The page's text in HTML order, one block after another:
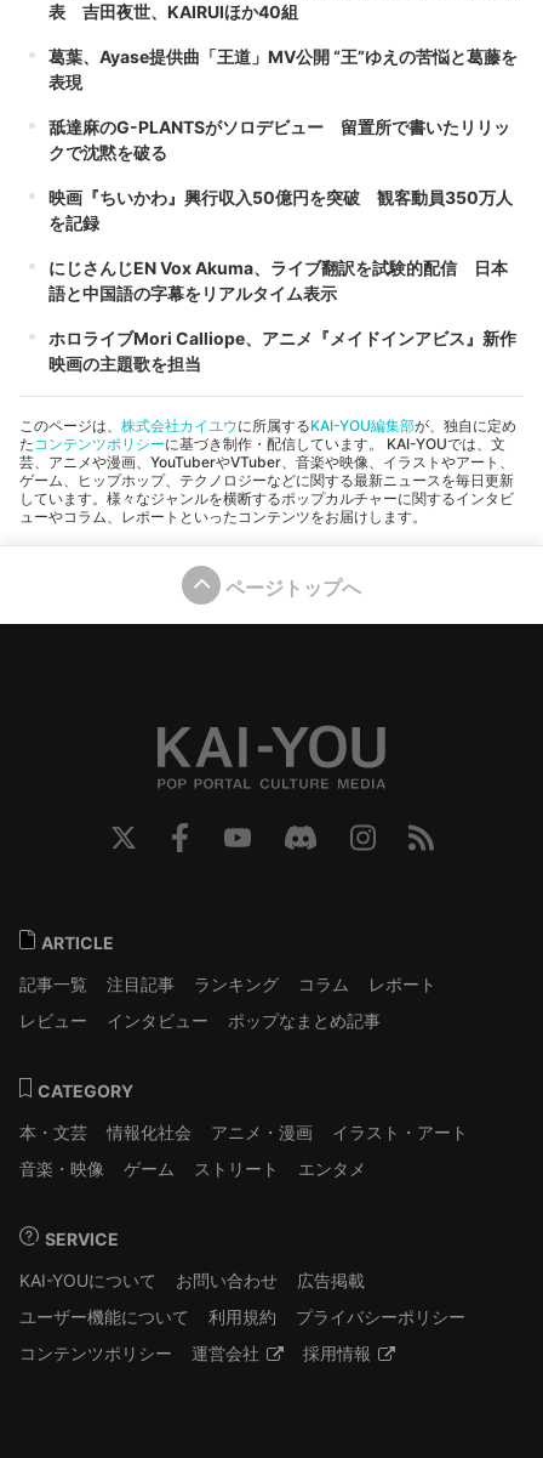
表 吉田夜世、KAIRUIほか40組
葛葉、Ayase提供曲「王道」MV公開 “王”ゆえの苦悩と葛藤を
表現
舐達麻のG-PLANTSがソロデビュー 留置所で書いたリリッ
クで沈黙を破る
映画『ちいかわ』興行収入50億円を突破 観客動員350万人
を記録
にじさんじEN Vox Akuma、ライブ翻訳を試験的配信 日本
語と中国語の字幕をリアルタイム表示
ホロライブMori Calliope、アニメ『メイドインアビス』新作
映画の主題歌を担当
このページは、 株式会社カイユウに所属するKAI-YOU編集部が、独自に定め
たコンテンツポリシーに基づき制作・配信しています。 KAI-YOUでは、文
芸、アニメや漫画、YouTuberやVTuber、音楽や映像、イラストやアート、
ゲーム、ヒップホップ、テクノロジーなどに関する最新ニュースを毎日更新
しています。様々なジャンルを横断するポップカルチャーに関するインタビ
ューやコラム、レポートといったコンテンツをお届けします。
ページトップへ
ARTICLE
記事一覧
注目記事 ランキング コラム
レポート
レビュー
インタビュー ポップなまとめ記事
CATEGORY
本・文芸
情報化社会 アニメ・漫画
イラスト・アート
音楽・映像
ゲーム ストリート エンタメ
SERVICE
KAI-YOUについて
お問い合わせ
広告掲載
ユーザー機能について
利用規約
プライバシーポリシー
コンテンツポリシー
運営会社 採用情報